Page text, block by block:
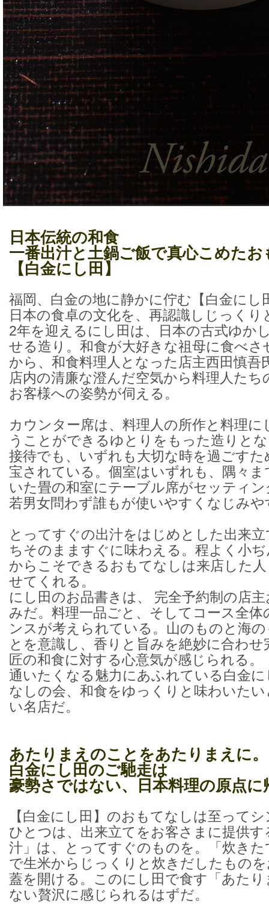
日本伝統の和食
一番出汁と土鍋ご飯で真心こめたお
【白金にし田】
福岡、白金の地に静かに佇む【白金にし
日本の食卓の文化を、再認識しじっく
2年を迎えるにし田は、日本の古式ゆか
せる造り。和食が大好きな祖母に食べ
から、和食料理人となった店主西田慎吾
店内の清廉な澄んだ空気から料理人たち
お客様への姿勢が伺える。
カウンター席は、料理人の所作と料理
うことができるゆとりをもった造りと
接待でも、いずれも大切な時を過ごす
宝されている。個室はいずれも、隅々
いた畳の和室にテーブル席がセッティ
若男女問わず誰もが使いやすくなじみや
とってすぐの出汁をはじめとした出来
ちそのまますぐに味わえる。程よく小
からこそできるおもてなしは来店した
せてくれる。
にし田のお品書きは、 完全予約制の店
みだ。料理一品ごと、そしてコース全
ンスが考えられている。山のものと海
とを意識し、香りと旨みを絶妙に合わ
匠の和食に対する心意気が感じられる。
通いたくなる魅力にあふれている白金
なしの会、和食をゆっくりと味わいた
い名店だ。
あたりまえのことをあたりまえに。
白金にし田のご馳走は
豪勢さではない、日本料理の原点に
【白金にし田】のおもてなしは至って
ひとつは、出来立てをお客さまに提供す
汁」は、とってすぐのものを。「炊き
で生米からじっくりと炊きだしたもの
蓋を開ける。このにし田で食す「あた
ない贅沢に感じられるはずだ。